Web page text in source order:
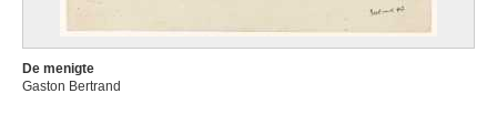
De menigte
Gaston Bertrand